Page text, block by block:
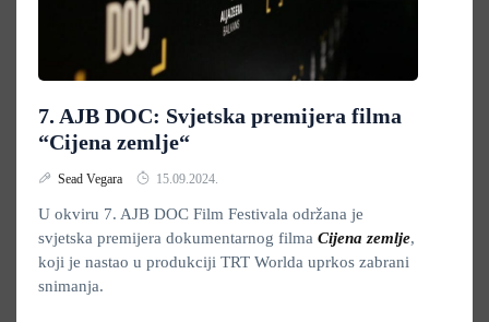
7. AJB DOC: Svjetska premijera filma
“Cijena zemlje“
Sead Vegara 15.09.2024.
U okviru 7. AJB DOC Film Festivala održana je
svjetska premijera dokumentarnog filma Cijena zemlje,
koji je nastao u produkciji TRT Worlda uprkos zabrani
snimanja.